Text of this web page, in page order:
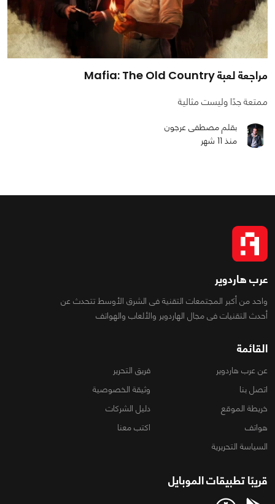
مراجعة لعبة Mafia: The Old Country
ممتعة جدًا وليست مثالية
بقلم مصطفى عرجون
منذ 11 شهر
عرب هاردوير
واحد من أكبر المجتمعات التقنية فى الشرق الأوسط تتحدث عن
أحدث التقنيات فى مجال الهاردوير والألعاب والهواتف
القائمة
عن عرب هاردوير
فريق التحرير
اتصل بنا
وثيقة الخصوصية
خريطة الموقع
دليل الشركات
هواتف
اكتب معنا
السياسة التحريرية
قريبًا تطبيقات الموبايل